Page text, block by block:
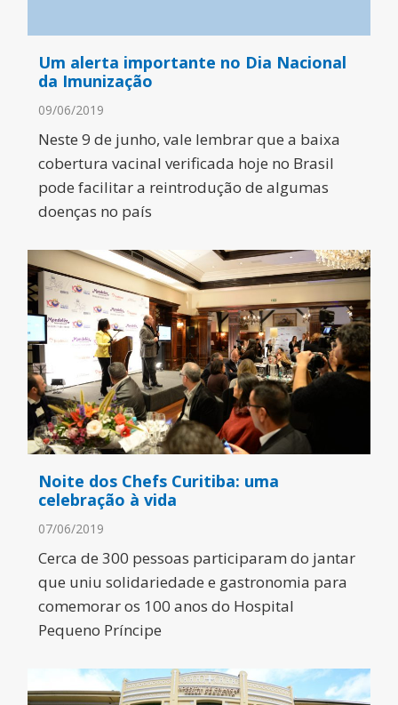
Um alerta importante no Dia Nacional
da Imunização
09/06/2019
Neste 9 de junho, vale lembrar que a baixa
cobertura vacinal verificada hoje no Brasil
pode facilitar a reintrodução de algumas
doenças no país
Noite dos Chefs Curitiba: uma
celebração à vida
07/06/2019
Cerca de 300 pessoas participaram do jantar
que uniu solidariedade e gastronomia para
comemorar os 100 anos do Hospital
Pequeno Príncipe